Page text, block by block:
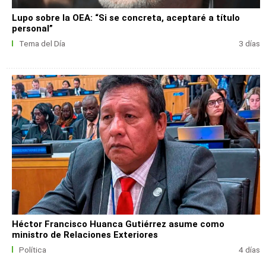
Lupo sobre la OEA: “Si se concreta, aceptaré a título
personal”
Tema del Día 3 días
Héctor Francisco Huanca Gutiérrez asume como
ministro de Relaciones Exteriores
Política 4 días